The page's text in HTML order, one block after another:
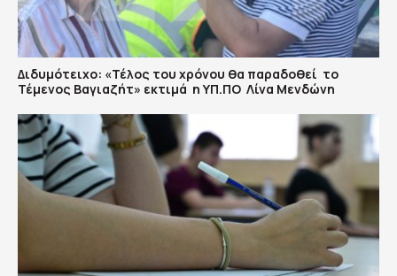
Διδυμότειχο: «Τέλος του χρόνου θα παραδοθεί το
Τέμενος Βαγιαζήτ» εκτιμά η ΥΠ.ΠΟ Λίνα Μενδώνη